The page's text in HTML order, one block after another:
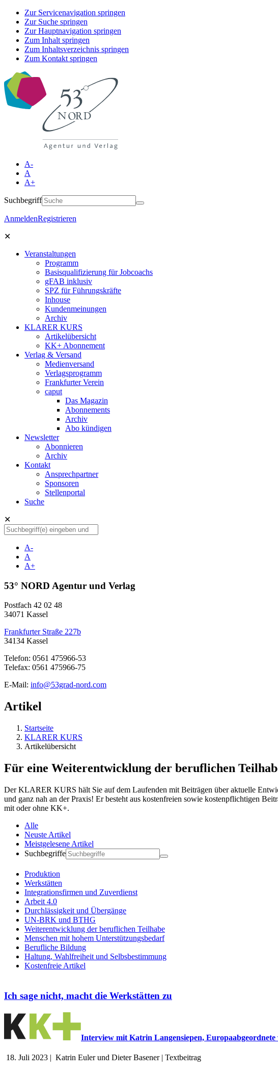
Zur Servicenavigation springen
Zur Suche springen
Zur Hauptnavigation springen
Zum Inhalt springen
Zum Inhaltsverzeichnis springen
Zum Kontakt springen
A-
A
A+
Suchbegriff
AnmeldenRegistrieren
✕
Veranstaltungen
Programm
Basisqualifizierung für Jobcoachs
gFAB inklusiv
SPZ für Führungskräfte
Inhouse
Kundenmeinungen
Archiv
KLARER KURS
Artikelübersicht
KK+ Abonnement
Verlag & Versand
Medienversand
Verlagsprogramm
Frankfurter Verein
caput
Das Magazin
Abonnements
Archiv
Abo kündigen
Newsletter
Abonnieren
Archiv
Kontakt
Ansprechpartner
Sponsoren
Stellenportal
Suche
✕
A-
A
A+
53° NORD Agentur und Verlag
Postfach 42 02 48
34071 Kassel
Frankfurter Straße 227b
34134 Kassel
Telefon: 0561 475966-53
Telefax: 0561 475966-75
E-Mail: info@53grad-nord.com
Artikel
Startseite
KLARER KURS
Artikelübersicht
Für eine Weiterentwicklung der beruflichen
Der KLARER KURS hält Sie auf dem Laufenden mit Beiträgen über aktuelle
und ganz nah an der Praxis! Er besteht aus kostenfreien sowie kostenpflichtigen
mit oder ohne KK+.
Alle
Neuste Artikel
Meistgelesene Artikel
Suchbegriffe
Produktion
Werkstätten
Integrationsfirmen und Zuverdienst
Arbeit 4.0
Durchlässigkeit und Übergänge
UN-BRK und BTHG
Weiterentwicklung der beruflichen Teilhabe
Menschen mit hohem Unterstützungsbedarf
Berufliche Bildung
Haltung, Wahlfreiheit und Selbsbestimmung
Kostenfreie Artikel
Ich sage nicht, macht die Werkstätten zu
Interview mit Katrin Langensiepen,
18. Juli 2023 | Katrin Euler und Dieter Basener| Textbeitrag